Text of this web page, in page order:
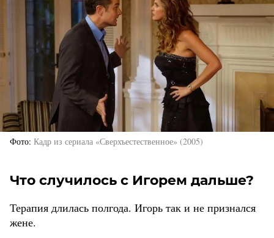
Фото Кадр из сериала «Сверхъестественное» (2005)
Что случилось с Игорем дальше?
Терапия длилась полгода. Игорь так и не признался
жене.